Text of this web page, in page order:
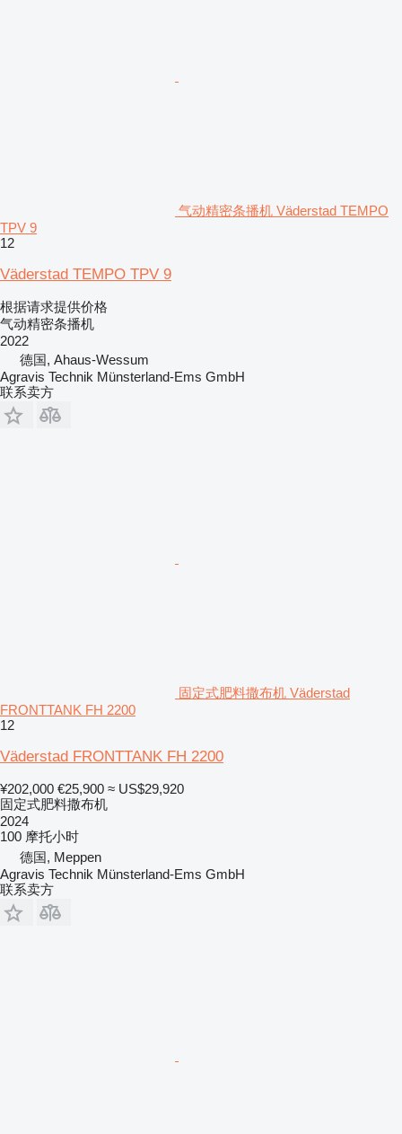
气动精密条播机 Väderstad TEMPO
TPV 9
12
Väderstad TEMPO TPV 9
根据请求提供价格
气动精密条播机
2022
德国, Ahaus-Wessum
Agravis Technik Münsterland-Ems GmbH
联系卖方
固定式肥料撒布机 Väderstad
FRONTTANK FH 2200
12
Väderstad FRONTTANK FH 2200
¥202,000 €25,900 ≈ US$29,920
固定式肥料撒布机
2024
100 摩托小时
德国, Meppen
Agravis Technik Münsterland-Ems GmbH
联系卖方